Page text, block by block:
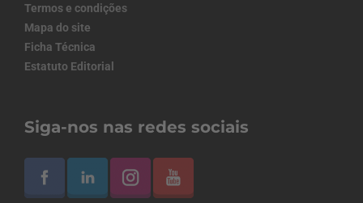
Termos e condições
Mapa do site
Ficha Técnica
Estatuto Editorial
Siga-nos nas redes sociais